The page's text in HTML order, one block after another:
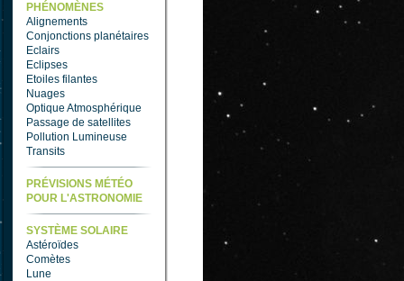
PHÉNOMÈNES
Alignements
Conjonctions planétaires
Eclairs
Eclipses
Etoiles filantes
Nuages
Optique Atmosphérique
Passage de satellites
Pollution Lumineuse
Transits
PRÉVISIONS MÉTÉO
POUR L'ASTRONOMIE
SYSTÈME SOLAIRE
Astéroïdes
Comètes
Lune